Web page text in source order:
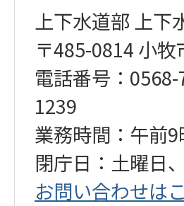
上下水道部 上下
〒485-0814 小
電話番号：
1239
業務時間：午前
閉庁日：土曜日
お問い合わせは